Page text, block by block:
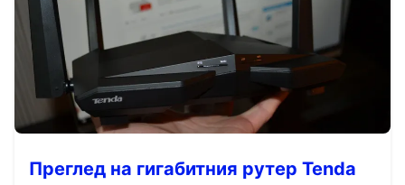
Преглед на гигабитния рутер Tenda